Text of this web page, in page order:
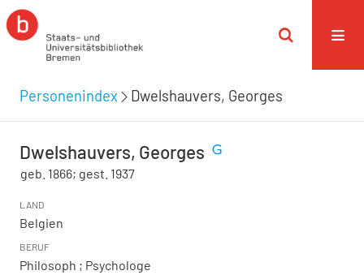
Personenindex Dwelshauvers, Georges
Dwelshauvers, Georges
geb. 1866; gest. 1937
LAND
Belgien
BERUF
Philosoph ; Psychologe